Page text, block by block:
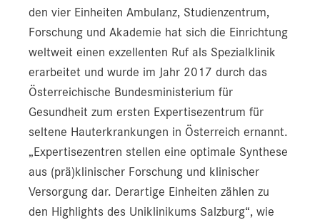
den vier Einheiten Ambulanz, Studienzentrum,
Forschung und Akademie hat sich die Einrichtung
weltweit einen exzellenten Ruf als Spezialklinik
erarbeitet und wurde im Jahr 2017 durch das
Österreichische Bundesministerium für
Gesundheit zum ersten Expertisezentrum für
seltene Hauterkrankungen in Österreich ernannt.
„Expertisezentren stellen eine optimale Synthese
aus (prä)klinischer Forschung und klinischer
Versorgung dar. Derartige Einheiten zählen zu
den Highlights des Uniklinikums Salzburg“, wie